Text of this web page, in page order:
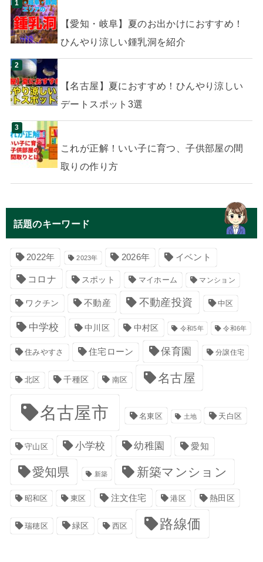
【愛知・岐阜】夏のお出かけにおすすめ！
ひんやり涼しい鍾乳洞を紹介
【名古屋】夏におすすめ！ひんやり涼しい
デートスポット3選
これが正解！いい子に育つ、子供部屋の間
取りの作り方
話題のキーワード
2022年 2023年 2026年 イベント
コロナ スポット マイホーム マンション
ワクチン 不動産 不動産投資 中区
中学校 中川区 中村区 令和5年 令和6年
住みやすさ 住宅ローン 保育園 分譲住宅
北区 千種区 南区 名古屋
名古屋市 名東区 土地 天白区
守山区 小学校 幼稚園 愛知
愛知県 新築 新築マンション
昭和区 東区 注文住宅 港区 熱田区
瑞穂区 緑区 西区 路線価